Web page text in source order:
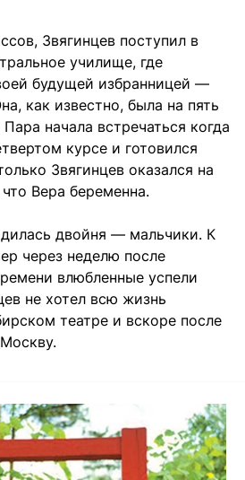
Звягинцев поступил в
училище, где
будущей избранницей —
как известно, была на пять
начала встречаться когда
курсе и готовился
Звягинцев оказался на
Вера беременна.
двойня — мальчики. К
через неделю после
влюбленные успели
не хотел всю жизнь
театре и вскоре после